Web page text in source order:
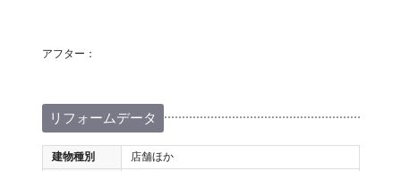
アフター：
リフォームデータ
建物種別
店舗ほか